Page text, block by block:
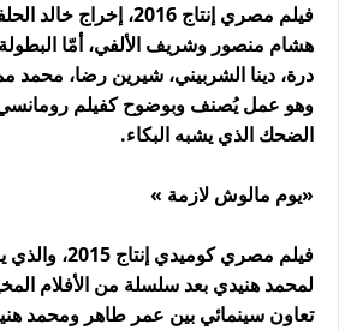
فيلم مصري إنتاج 2016،
هشام منصور وشريف الألفي، أمّا
درة، دينا الشربيني، شيرين رضا، محمد
وهو عمل يُصنف وبوضوح كفيلم
الضحك الذي يشبه البكاء.
«يوم مالوش لازمة »
فيلم مصري
لمحمد هنيدي بعد سلسلة من الأفلام
تعاون سينمائي بين عمر طاهر ومحمد